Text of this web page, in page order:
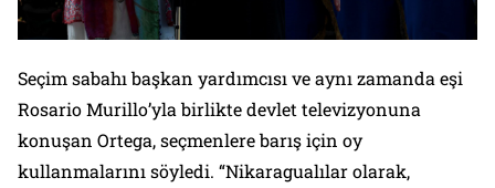
Seçim sabahı başkan yardımcısı ve aynı zamanda eşi
Rosario Murillo’yla birlikte devlet televizyonuna
konuşan Ortega, seçmenlere barış için oy
kullanmalarını söyledi. “Nikaragualılar olarak,